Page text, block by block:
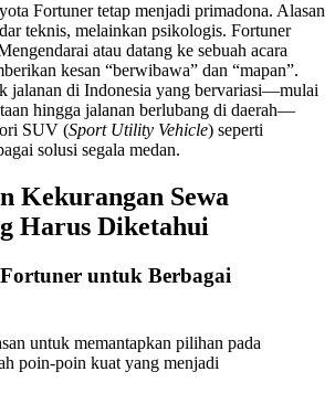
Fortuner tetap menjadi primadona. Alasan
teknis, melainkan psikologis. Fortuner
atau datang ke sebuah acara
kesan “berwibawa” dan “mapan”.
jalanan di Indonesia yang bervariasi—mulai
hingga jalanan berlubang di daerah—
SUV (Sport Utility Vehicle) seperti
solusi segala medan.
Kekurangan Sewa
Harus Diketahui
untuk Berbagai
untuk memantapkan pilihan pada
poin-poin kuat yang menjadi